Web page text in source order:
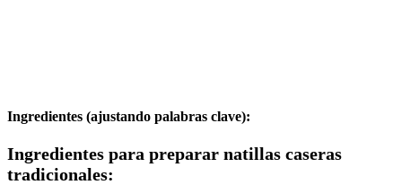
Ingredientes (ajustando palabras clave):
Ingredientes para preparar natillas caseras
tradicionales: